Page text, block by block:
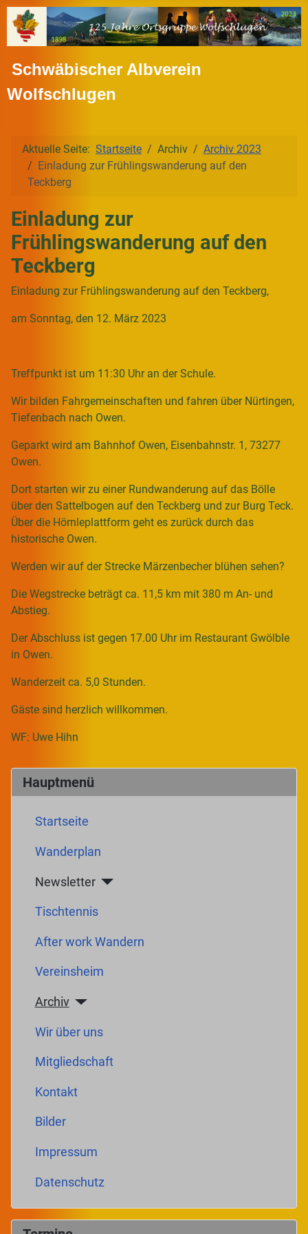
Schwäbischer Albverein
Wolfschlugen
Hauptmenü
Startseite
Wanderplan
Newsletter
Tischtennis
After work Wandern
Vereinsheim
Archiv
Wir über uns
Mitgliedschaft
Kontakt
Bilder
Impressum
Datenschutz
Aktuelle Seite: Startseite Archiv
Archiv 2023
Einladung zur Frühlingswanderung auf den
Teckberg
Einladung zur
Frühlingswanderung auf den
Teckberg
Einladung zur Frühlingswanderung auf den Teckberg,
am Sonntag, den 12. März 2023
Treffpunkt ist um 11:30 Uhr an der Schule.
Wir bilden Fahrgemeinschaften und fahren über Nürtingen,
Tiefenbach nach Owen.
Geparkt wird am Bahnhof Owen, Eisenbahnstr. 1, 73277
Owen.
Dort starten wir zu einer Rundwanderung auf das Bölle
über den Sattelbogen auf den Teckberg und zur Burg Teck.
Über die Hörnleplattform geht es zurück durch das
historische Owen.
Werden wir auf der Strecke Märzenbecher blühen sehen?
Die Wegstrecke beträgt ca. 11,5 km mit 380 m An- und
Abstieg.
Der Abschluss ist gegen 17.00 Uhr im Restaurant Gwölble
in Owen.
Wanderzeit ca. 5,0 Stunden.
Gäste sind herzlich willkommen.
WF: Uwe Hihn